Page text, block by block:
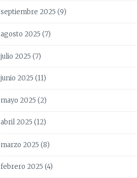
septiembre 2025 (9)
agosto 2025 (7)
julio 2025 (7)
junio 2025 (11)
mayo 2025 (2)
abril 2025 (12)
marzo 2025 (8)
febrero 2025 (4)